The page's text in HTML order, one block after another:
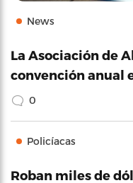
News
La Asociación de
convención anual
0
Policíacas
Roban miles de